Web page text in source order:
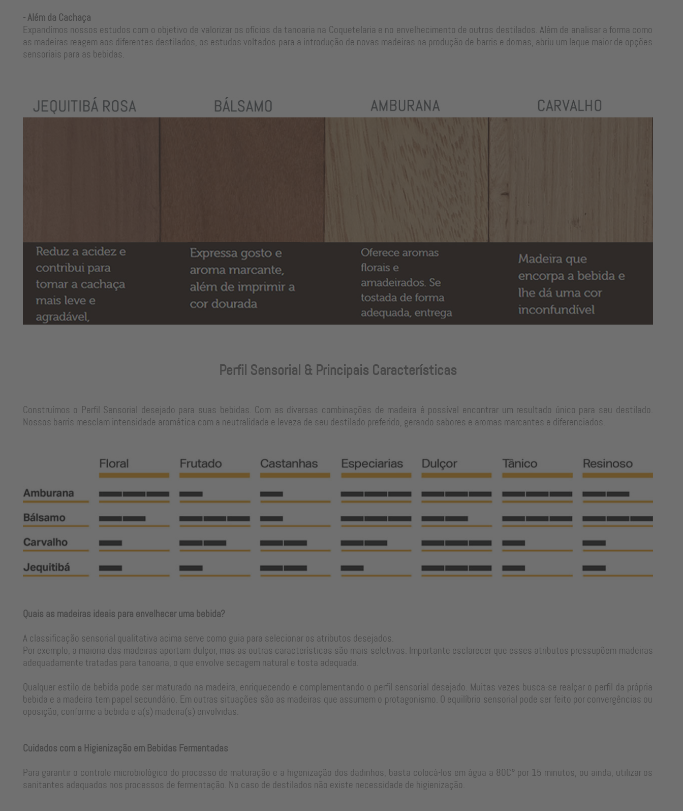
- Além da Cachaça
Expandímos nossos estudos com o objetivo de valorizar os ofícios da tanoaria na Coquetelaria e no envelhecimento de outros destilados. Além de analisar a forma como
as madeiras reagem aos diferentes destilados, os estudos voltados para a introdução de novas madeiras na produção de barris e dornas, abriu um leque maior de opções
sensoriais para as bebidas.
Perfil Sensorial & Principais Características
Construímos o Perfil Sensorial desejado para suas bebidas. Com as diversas combinações de madeira é possível encontrar um resultado único para seu destilado.
Nossos barris mesclam intensidade aromática com a neutralidade e leveza de seu destilado preferido, gerando sabores e aromas marcantes e diferenciados.
Quais as madeiras ideais para envelhecer uma bebida?
A classificação sensorial qualitativa acima serve como guia para selecionar os atributos desejados.
Por exemplo, a maioria das madeiras aportam dulçor, mas as outras características são mais seletivas. Importante esclarecer que esses atributos pressupõem madeiras
adequadamente tratadas para tanoaria, o que envolve secagem natural e tosta adequada.
Qualquer estilo de bebida pode ser maturado na madeira, enriquecendo e complementando o perfil sensorial desejado. Muitas vezes busca-se realçar o perfil da própria
bebida e a madeira tem papel secundário. Em outras situações são as madeiras que assumem o protagonismo. O equilíbrio sensorial pode ser feito por convergências ou
oposição, conforme a bebida e a(s) madeira(s) envolvidas.
Cuidados com a Higienização em Bebidas Fermentadas
Para garantir o controle microbiológico do processo de maturação e a higenização dos dadinhos, basta colocá-los em água a 80C° por 15 minutos, ou ainda, utilizar os
sanitantes adequados nos processos de fermentação. No caso de destilados não existe necessidade de higienização.